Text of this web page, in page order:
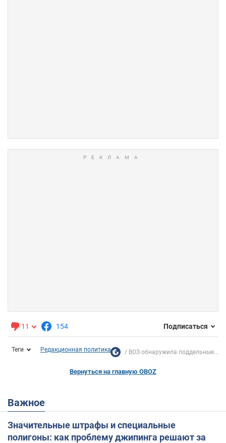
11 154 Подписаться
Теги Редакционная политика ВОЗ обнаружила поддельные...
Вернуться на главную OBOZ
Важное
Значительные штрафы и специальные
полигоны: как проблему джипинга решают за